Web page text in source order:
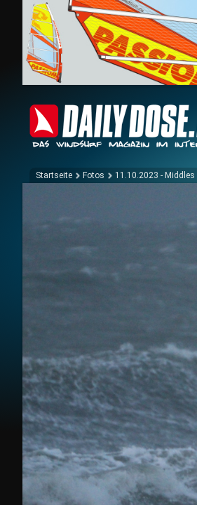
Startseite Fotos 11.10.2023 - Middles